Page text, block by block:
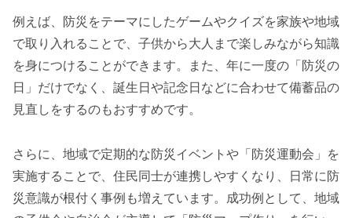
例えば、防災をテーマにしたゲームやクイズを家族や地域
で取り入れることで、子供から大人まで楽しみながら知識
を身につけることができます。また、年に一度の「防災の
日」だけでなく、誕生日や記念日などに合わせて備蓄品の
見直しをするのもおすすめです。
さらに、地域で定期的な防災イベントや「防災運動会」を
実施することで、住民同士が連携しやすくなり、日常に防
災意識が根付く事例も増えています。成功例として、地域